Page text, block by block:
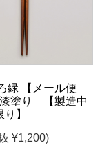
緑 【メール便
塗り 【製造中
】
¥1,200)